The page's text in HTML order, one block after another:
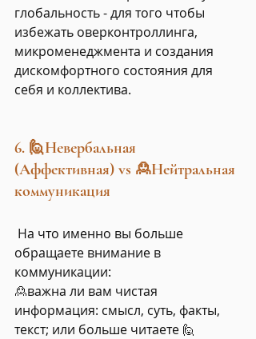
глобальность - для того чтобы
избежать оверконтроллинга,
микроменеджмента и создания
дискомфортного состояния для
себя и коллектива.
6. 🙋Невербальная
(Аффективная) vs 🙎Нейтральная
коммуникация
обращаете внимание в
коммуникации:
🙎важна ли вам чистая
информация: смысл, суть, факты,
текст; или больше читаете 🙋